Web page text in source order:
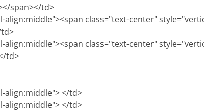
span></td>
align:middle"><span class="text-center"
align:middle"><span class="text-center"
td>
align:middle"> </td>
align:middle"> </td>